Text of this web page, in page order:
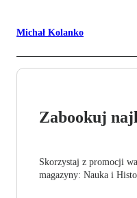
Michał Kolanko
Zabookuj
Skorzystaj z promocji
magazyny: Nauka i